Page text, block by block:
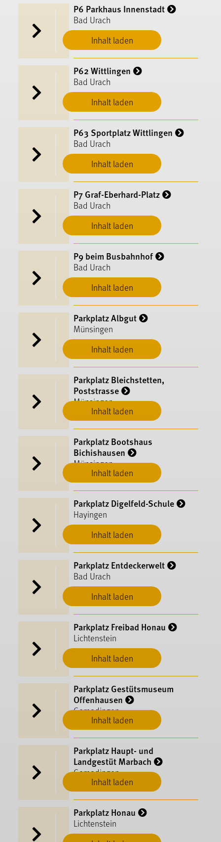
Inhalt laden
P6 Parkhaus Innenstadt
Bad Urach
Inhalt laden
P62 Wittlingen
Bad Urach
Inhalt laden
P63 Sportplatz Wittlingen
Bad Urach
Inhalt laden
P7 Graf-Eberhard-Platz
Bad Urach
Inhalt laden
P9 beim Busbahnhof
Bad Urach
Inhalt laden
Parkplatz Albgut
Münsingen
Inhalt laden
Parkplatz Bleichstetten,
Poststrasse
Münsingen
Inhalt laden
Parkplatz Bootshaus
Bichishausen
Münsingen
Inhalt laden
Parkplatz Digelfeld-Schule
Hayingen
Inhalt laden
Parkplatz Entdeckerwelt
Bad Urach
Inhalt laden
Parkplatz Freibad Honau
Lichtenstein
Inhalt laden
Parkplatz Gestütsmuseum
Offenhausen
Gomadingen
Inhalt laden
Parkplatz Haupt- und
Landgestüt Marbach
Gomadingen
Parkplatz Honau
Lichtenstein